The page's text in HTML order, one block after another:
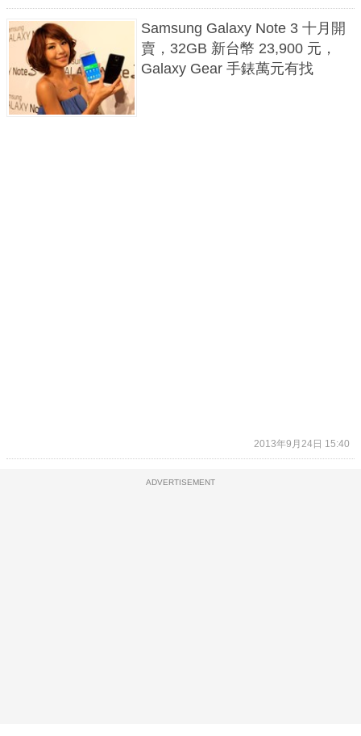
Samsung Galaxy Note 3 十月開
賣，32GB 新台幣 23,900 元，
Galaxy Gear 手錶萬元有找
2013年9月24日 15:40
ADVERTISEMENT